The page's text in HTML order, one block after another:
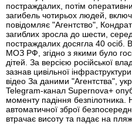
постраждалих, потім
загибель чотирьох людей,
повідомляє "Агентство",
загиблих зросла до шести, серед
постраждалих досягла 40 осіб.
МОЗ РФ, згідно з якими було
дітей. За версією російської
зазнав цивільної
відео За даними "Агентства",
Telegram-канал Supernova+
моменту падіння безпілотника.
автоматичної зброї
втрачає висоту та падає на пляж.